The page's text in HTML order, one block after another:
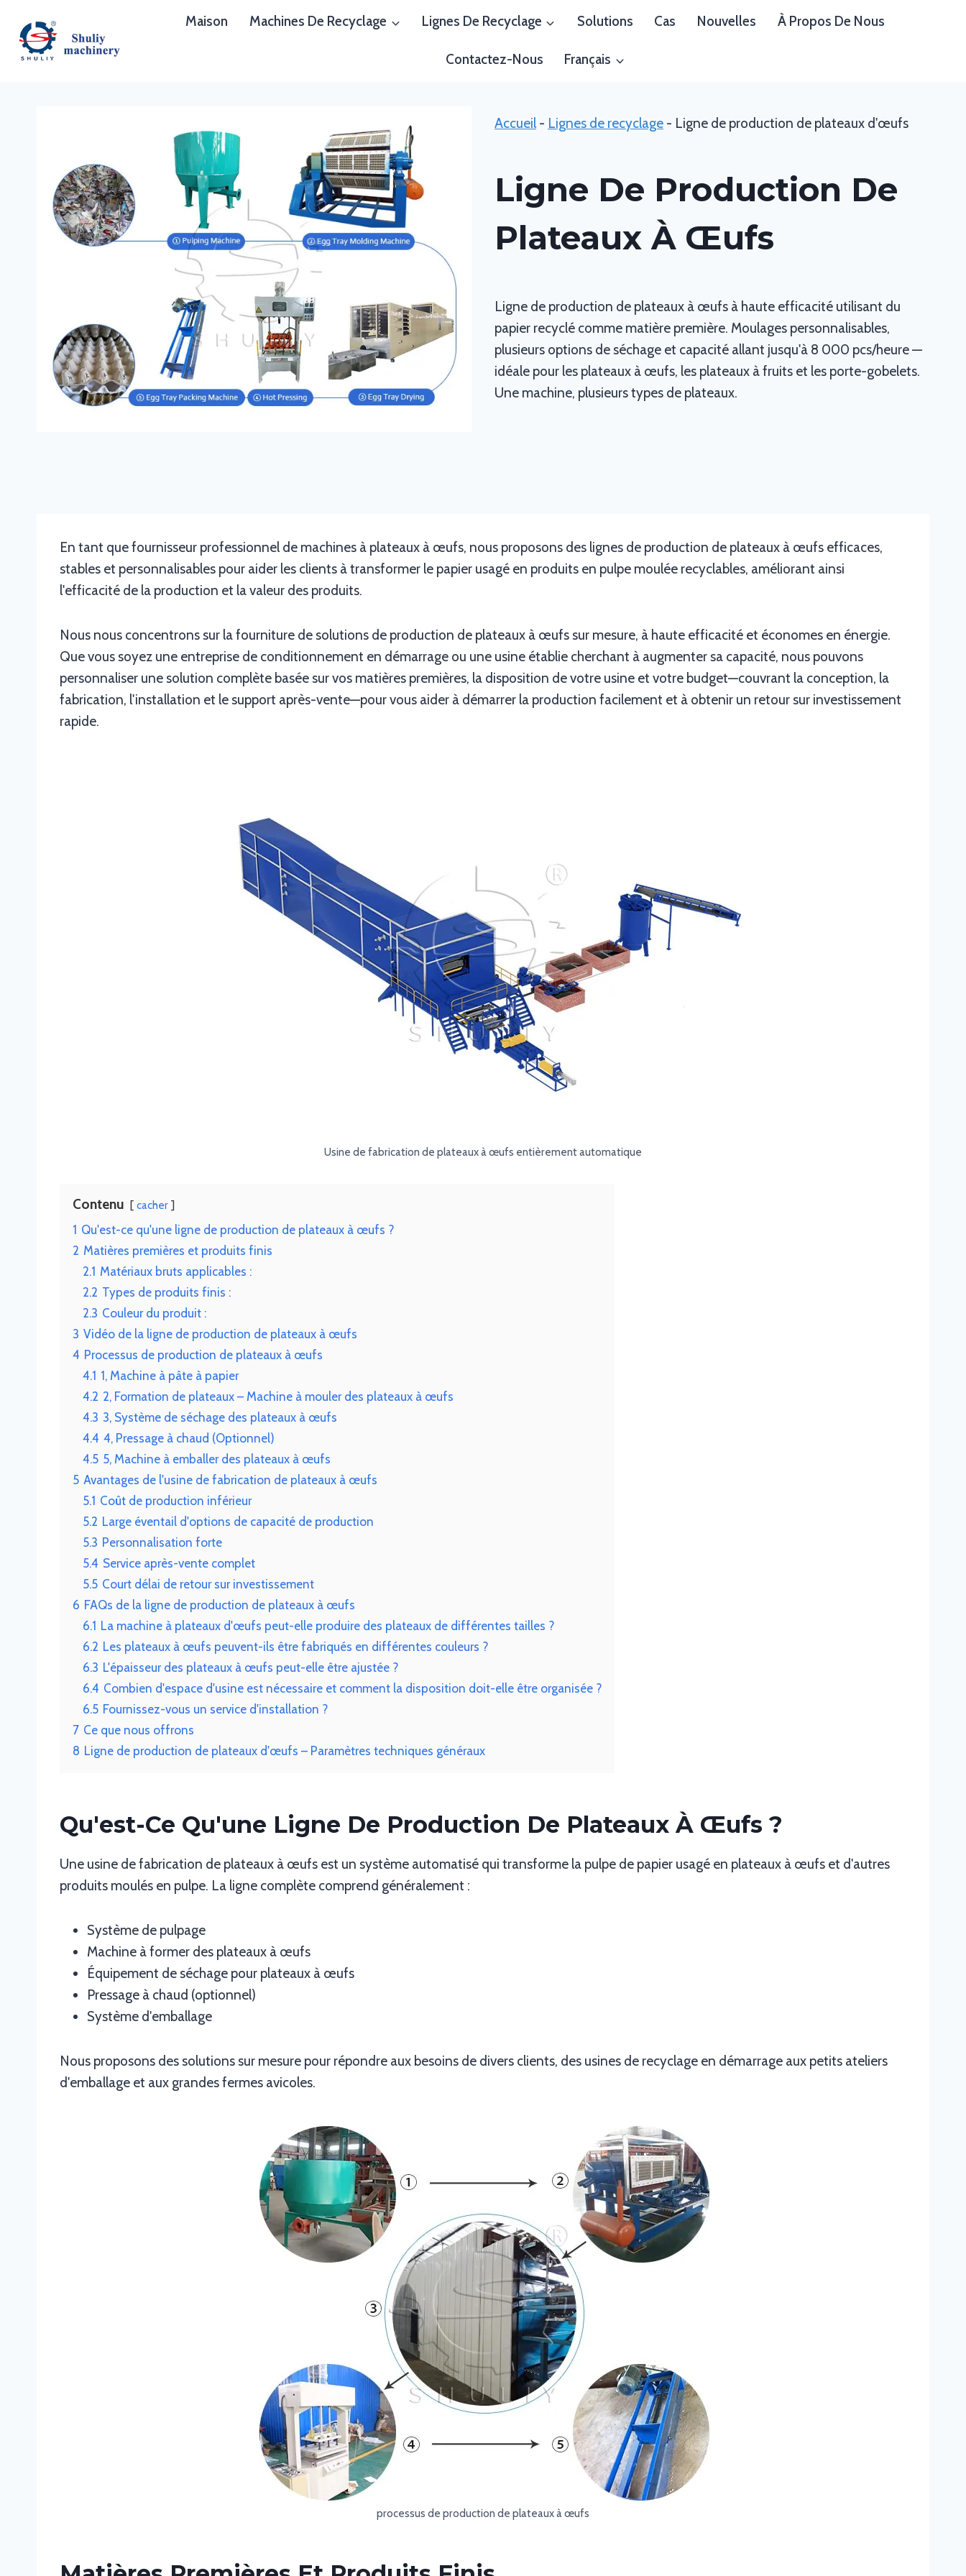
contenu
Maison Machines De Recyclage Lignes De Recyclage Solutions Cas Nouvelles À Propos De Nous
Contactez-Nous Français
Accueil - Lignes de recyclage - Ligne de production de plateaux d'œufs
Ligne De Production De
Plateaux À Œufs
Ligne de production de plateaux à œufs à haute efficacité utilisant du
papier recyclé comme matière première. Moulages personnalisables,
plusieurs options de séchage et capacité allant jusqu'à 8 000 pcs/heure —
idéale pour les plateaux à œufs, les plateaux à fruits et les porte-gobelets.
Une machine, plusieurs types de plateaux.
En tant que fournisseur professionnel de machines à plateaux à œufs, nous proposons des lignes de production de plateaux à œufs efficaces,
stables et personnalisables pour aider les clients à transformer le papier usagé en produits en pulpe moulée recyclables, améliorant ainsi
l'efficacité de la production et la valeur des produits.
Nous nous concentrons sur la fourniture de solutions de production de plateaux à œufs sur mesure, à haute efficacité et économes en énergie.
Que vous soyez une entreprise de conditionnement en démarrage ou une usine établie cherchant à augmenter sa capacité, nous pouvons
personnaliser une solution complète basée sur vos matières premières, la disposition de votre usine et votre budget—couvrant la conception, la
fabrication, l'installation et le support après-vente—pour vous aider à démarrer la production facilement et à obtenir un retour sur investissement
rapide.
Usine de fabrication de plateaux à œufs entièrement automatique
Contenu cacher
1 Qu'est-ce qu'une ligne de production de plateaux à œufs ?
2 Matières premières et produits finis
2.1 Matériaux bruts applicables :
2.2 Types de produits finis :
2.3 Couleur du produit :
3 Vidéo de la ligne de production de plateaux à œufs
4 Processus de production de plateaux à œufs
4.1 1, Machine à pâte à papier
4.2 2, Formation de plateaux – Machine à mouler des plateaux à œufs
4.3 3, Système de séchage des plateaux à œufs
4.4 4, Pressage à chaud (Optionnel)
4.5 5, Machine à emballer des plateaux à œufs
5 Avantages de l'usine de fabrication de plateaux à œufs
5.1 Coût de production inférieur
5.2 Large éventail d'options de capacité de production
5.3 Personnalisation forte
5.4 Service après-vente complet
5.5 Court délai de retour sur investissement
6 FAQs de la ligne de production de plateaux à œufs
6.1 La machine à plateaux d'œufs peut-elle produire des plateaux de différentes tailles ?
6.2 Les plateaux à œufs peuvent-ils être fabriqués en différentes couleurs ?
6.3 L'épaisseur des plateaux à œufs peut-elle être ajustée ?
6.4 Combien d'espace d'usine est nécessaire et comment la disposition doit-elle être organisée ?
6.5 Fournissez-vous un service d'installation ?
7 Ce que nous offrons
8 Ligne de production de plateaux d'œufs – Paramètres techniques généraux
Qu'est-Ce Qu'une Ligne De Production De Plateaux À Œufs ?
Une usine de fabrication de plateaux à œufs est un système automatisé qui transforme la pulpe de papier usagé en plateaux à œufs et d'autres
produits moulés en pulpe. La ligne complète comprend généralement :
Système de pulpage
Machine à former des plateaux à œufs
Équipement de séchage pour plateaux à œufs
Pressage à chaud (optionnel)
Système d'emballage
Nous proposons des solutions sur mesure pour répondre aux besoins de divers clients, des usines de recyclage en démarrage aux petits ateliers
d'emballage et aux grandes fermes avicoles.
processus de production de plateaux à œufs